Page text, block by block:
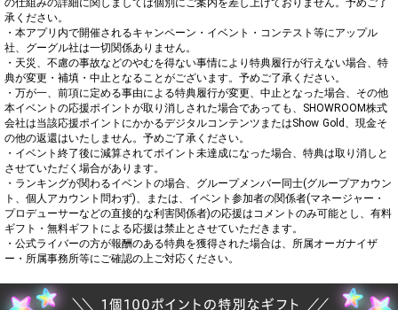
承ください。
・本アプリ内で開催されるキャンペーン・イベント・コンテスト等にアップル
社、グーグル社は一切関係ありません。
・天災、不慮の事故などのやむを得ない事情により特典履行が行えない場合、特
典が変更・補填・中止となることがございます。予めご了承ください。
・万が一、前項に定める事由による特典履行が変更、中止となった場合、その他
本イベントの応援ポイントが取り消しされた場合であっても、SHOWROOM株式
会社は当該応援ポイントにかかるデジタルコンテンツまたはShow Gold、現金そ
の他の返還はいたしません。予めご了承ください。
・イベント終了後に減算されてポイント未達成になった場合、特典は取り消しと
させていただく場合があります。
・ランキングが関わるイベントの場合、グループメンバー同士(グループアカウン
ト、個人アカウント問わず)、または、イベント参加者の関係者(マネージャー・
プロデューサーなどの直接的な利害関係者)の応援はコメントのみ可能とし、有料
ギフト・無料ギフトによる応援は禁止とさせていただきます。
・公式ライバーの方が報酬のある特典を獲得された場合は、所属オーガナイザ